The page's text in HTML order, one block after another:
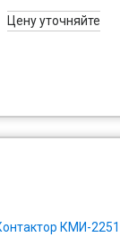
Цену уточняйте